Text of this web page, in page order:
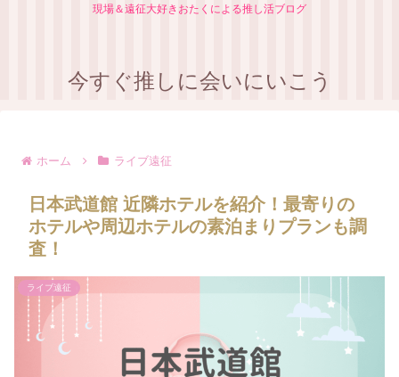
現場＆遠征大好きおたくによる推し活ブログ
今すぐ推しに会いにいこう
ホーム ライブ遠征
日本武道館 近隣ホテルを紹介！最寄りの
ホテルや周辺ホテルの素泊まりプランも調
査！
ライブ遠征